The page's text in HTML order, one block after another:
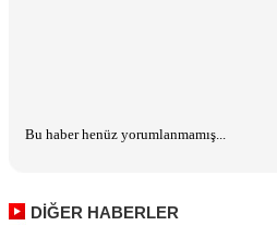
Bu haber henüz yorumlanmamış...
DİĞER HABERLER